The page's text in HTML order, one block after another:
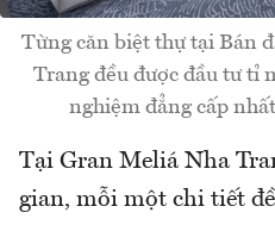
Từng căn biệt thự tại Bán
Trang đều được đầu tư tỉ
nghiệm đẳng cấp
Tại Gran Meliá Nha
gian, mỗi một chi tiết